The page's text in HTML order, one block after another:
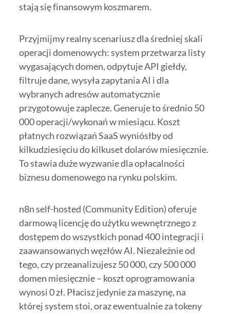
stają się finansowym koszmarem.
Przyjmijmy realny scenariusz dla średniej skali
operacji domenowych: system przetwarza listy
wygasających domen, odpytuje API giełdy,
filtruje dane, wysyła zapytania AI i dla
wybranych adresów automatycznie
przygotowuje zaplecze. Generuje to średnio 50
000 operacji/wykonań w miesiącu. Koszt
płatnych rozwiązań SaaS wyniósłby od
kilkudziesięciu do kilkuset dolarów miesięcznie.
To stawia duże wyzwanie dla opłacalności
biznesu domenowego na rynku polskim.
n8n self-hosted (Community Edition) oferuje
darmową licencję do użytku wewnętrznego z
dostępem do wszystkich ponad 400 integracji i
zaawansowanych węzłów AI. Niezależnie od
tego, czy przeanalizujesz 50 000, czy 500 000
domen miesięcznie – koszt oprogramowania
wynosi 0 zł. Płacisz jedynie za maszynę, na
której system stoi, oraz ewentualnie za tokeny